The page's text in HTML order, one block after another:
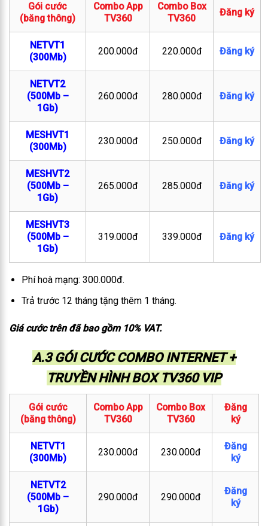
Gói cước
(băng thông)
Combo App
TV360
Combo Box
TV360
Đăng ký
NETVT1
(300Mb)
200.000đ 220.000đ Đăng ký
NETVT2
(500Mb –
1Gb)
260.000đ 280.000đ Đăng ký
MESHVT1
(300Mb)
230.000đ 250.000đ Đăng ký
MESHVT2
(500Mb –
1Gb)
265.000đ 285.000đ Đăng ký
MESHVT3
(500Mb –
1Gb)
319.000đ 339.000đ Đăng ký
Phí hoà mạng: 300.000đ.
Trả trước 12 tháng tặng thêm 1 tháng.
Giá cước trên đã bao gồm 10% VAT.
A.3 GÓI CƯỚC COMBO INTERNET +
TRUYỀN HÌNH BOX TV360 VIP
Gói cước
(băng thông)
Combo App
TV360
Combo Box
TV360
Đăng
ký
NETVT1
(300Mb)
230.000đ 230.000đ
Đăng
ký
NETVT2
(500Mb –
1Gb)
290.000đ 290.000đ
Đăng
ký